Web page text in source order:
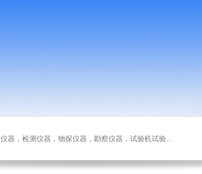
测仪器，物探仪器，勘察仪器，试验机试验箱，整体方案